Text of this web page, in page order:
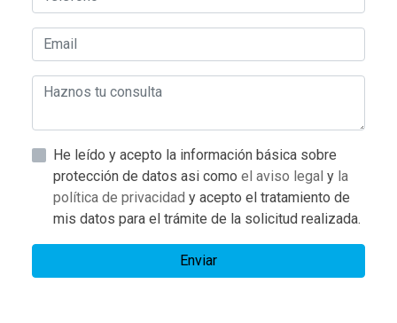
He leído y acepto la información básica sobre
protección de datos asi como el aviso legal y la
política de privacidad y acepto el tratamiento de
mis datos para el trámite de la solicitud realizada.
Enviar